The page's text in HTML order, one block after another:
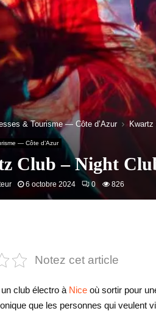
& Tourisme — Côte d’Azur
— Côte d’Azur
Club – Night
6 octobre 2024 0 826
Notez cet article
club électro à Nice où sortir pour
que les personnes qui veulent